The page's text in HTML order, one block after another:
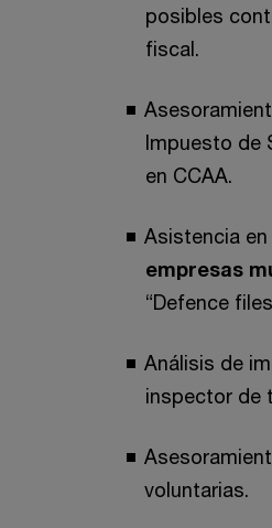
posibles
fiscal.
Impuesto de
en CCAA.
Asistencia
empresas
“Defence
Análisis de
inspector de
voluntarias.